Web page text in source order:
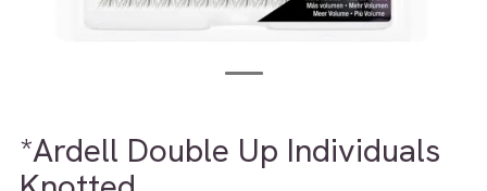
*Ardell Double Up Individuals